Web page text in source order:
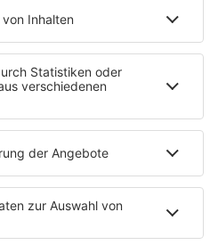
der Bundesrepublik
Kiel.
einzelner
Clubbedingungenberührt die
Bestimmungen nicht.
Punkte treten, soweit
Vorschriften. Soweit
eine unzumutbare Härte